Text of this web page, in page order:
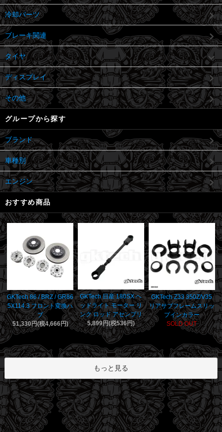
冷却パーツ
ブレーキ関連
タイヤ
ディスプレイ
その他
グループから探す
ブランド
車種別
エンジン
おすすめ商品
GKTech 86 / BRZ / GR86
5X114.3 フロント変換ハ
ブ
51,330円(税4,666円)
GKTech 日産 180SX ヘ
ッドライト モーター リ
ンク ロッド アセンブリ
5,899円(税536円)
GKTech Z33 350Z/V35
リアサブフレームスリッ
プインカラー
SOLD OUT
もっと見る